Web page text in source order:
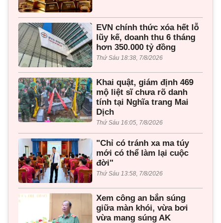
EVN chính thức xóa hết lỗ
lũy kế, doanh thu 6 tháng
hơn 350.000 tỷ đồng
Thứ Sáu 18:38, 7/8/2026
Khai quật, giám định 469
mộ liệt sĩ chưa rõ danh
tính tại Nghĩa trang Mai
Dịch
Thứ Sáu 16:05, 7/8/2026
"Chỉ có tránh xa ma túy
mới có thể làm lại cuộc
đời"
Thứ Sáu 13:58, 7/8/2026
Xem công an bắn súng
giữa màn khói, vừa bơi
vừa mang súng AK